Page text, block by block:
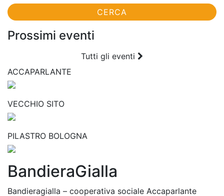
Prossimi eventi
Tutti gli eventi
ACCAPARLANTE
VECCHIO SITO
PILASTRO BOLOGNA
BandieraGialla
Bandieragialla – cooperativa sociale Accaparlante